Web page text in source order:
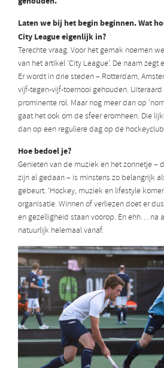
Laten we bij het begin beginnen. Wat
City League eigenlijk in?
Terechte vraag. Voor het gemak noemen
van het artikel ‘City League’. De naam
Er wordt in drie steden – Rotterdam,
vijf-tegen-vijf-toernooi gehouden.
prominente rol. Maar nog meer dan op
gaat het ook om de sfeer eromheen. Die
dan op een reguliere dag op de
Hoe bedoel je?
Genieten van de muziek en het zonnetje –
zijn al gedaan – is minstens zo belangrijk
gebeurt. ‘Hockey, muziek en lifestyle
organisatie. Winnen of verliezen doet er
en gezelligheid staan voorop. En ehh… na
natuurlijk helemaal vanaf.